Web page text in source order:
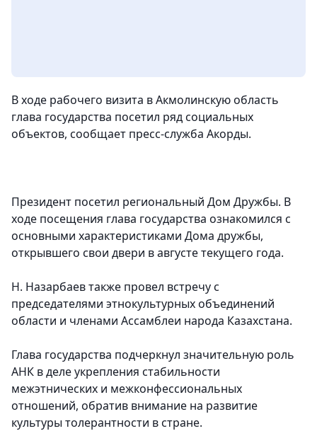
В ходе рабочего визита в Акмолинскую область
глава государства посетил ряд социальных
объектов, сообщает пресс-служба Акорды.
Президент посетил региональный Дом Дружбы. В
ходе посещения глава государства ознакомился с
основными характеристиками Дома дружбы,
открывшего свои двери в августе текущего года.
Н. Назарбаев также провел встречу с
председателями этнокультурных объединений
области и членами Ассамблеи народа Казахстана.
Глава государства подчеркнул значительную роль
АНК в деле укрепления стабильности
межэтнических и межконфессиональных
отношений, обратив внимание на развитие
культуры толерантности в стране.